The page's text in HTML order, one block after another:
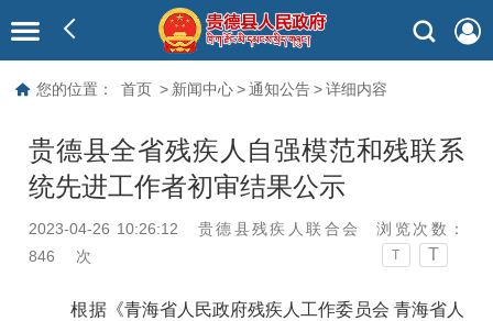
您的位置： 首页 > 新闻中心 > 通知公告 > 详细内容
贵德县全省残疾人自强模范和残联系
统先进工作者初审结果公示
2023-04-26 10:26:12 贵德县残疾人联合会
浏览次数：
846
次 T T
根据《青海省人民政府残疾人工作委员会 青海省人